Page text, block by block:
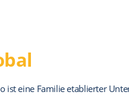
ist eine Familie etablierter